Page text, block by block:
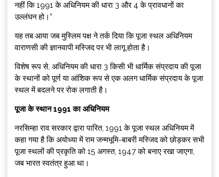
नहीं कि 1991 के अधिनियम की धारा 3 और 4 के प्रावधानों का
उल्लंघन हो।”
यह तब आया जब मुस्लिम पक्ष ने तर्क दिया कि पूजा स्थल अधिनियम
वाराणसी की ज्ञानवापी मस्जिद पर भी लागू होता है।
विशेष रूप से, अधिनियम की धारा 3 किसी भी धार्मिक संप्रदाय की पूजा
के स्थानों को पूर्ण या आंशिक रूप से एक अलग धार्मिक संप्रदाय के पूजा
स्थल में बदलने पर रोक लगाती है।
पूजा के स्थान 1991 का अधिनियम
नरसिम्हा राव सरकार द्वारा पारित, 1991 के पूजा स्थल अधिनियम में
कहा गया है कि अयोध्या में राम जन्मभूमि-बाबरी मस्जिद को छोड़कर सभी
पूजा स्थलों की प्रकृति को 15 अगस्त, 1947 को बनाए रखा जाएगा,
जब भारत स्वतंत्र हुआ था।